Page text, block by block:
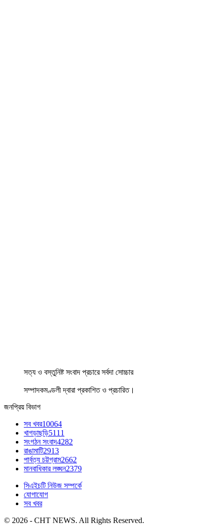
সত্য ও বস্তুনিষ্ট সংবাদ প্রচারে সর্বদা সোচ্চার
সম্পাদকমণ্ডলী দ্বারা প্রকাশিত ও প্রচারিত।
জনপ্রিয় বিভাগ
সব খবর10064
খাগড়াছড়ি5111
সংগঠন সংবাদ4282
রাঙামাটি2913
পার্বত্য চট্টগ্রাম2662
মানবাধিকার লঙ্ঘন2379
সিএইচটি নিউজ সম্পর্কে
যোগাযোগ
সব খবর
© 2026 - CHT NEWS. All Rights Reserved.